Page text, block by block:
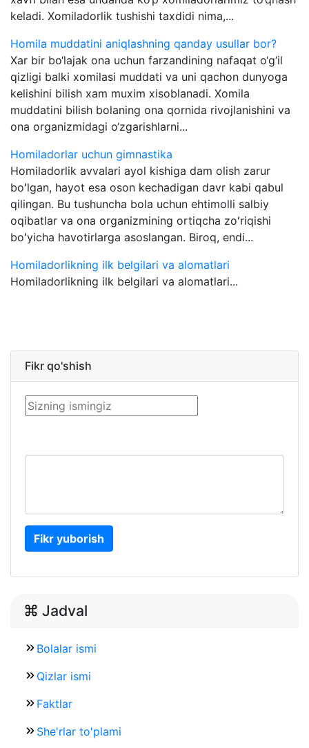
keladi. Xomiladorlik tushishi taxdidi nima,...
Homila muddatini aniqlashning qanday usullar bor?
Xar bir bo‘lajak ona uchun farzandining nafaqat o‘g‘il
qizligi balki xomilasi muddati va uni qachon dunyoga
kelishini bilish xam muxim xisoblanadi. Xomila
muddatini bilish bolaning ona qornida rivojlanishini va
ona organizmidagi o‘zgarishlarni...
Homiladorlar uchun gimnastika
Homiladorlik avvalari ayol kishiga dam olish zarur
boʻlgan, hayot esa oson kechadigan davr kabi qabul
qilingan. Bu tushuncha bola uchun ehtimolli salbiy
oqibatlar va ona organizmining ortiqcha zoʻriqishi
boʻyicha havotirlarga asoslangan. Biroq, endi...
Homiladorlikning ilk belgilari va alomatlari
Homiladorlikning ilk belgilari va alomatlari...
Fikr qo'shish
Fikr yuborish
Jadval
Bolalar ismi
Qizlar ismi
Faktlar
She'rlar to'plami